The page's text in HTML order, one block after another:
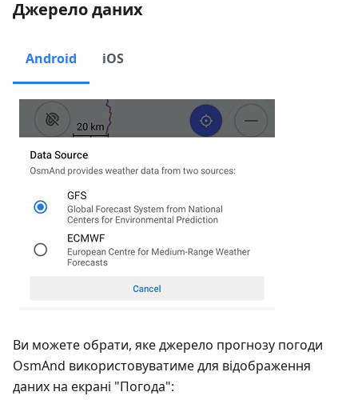
Джерело даних
Android iOS
Ви можете обрати, яке джерело прогнозу погоди
OsmAnd використовуватиме для відображення
даних на екрані "Погода":